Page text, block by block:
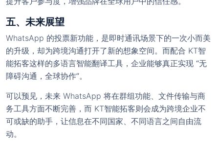
五、未来展望
WhatsApp 的投票新功能，是即时通讯场景下的一次小而美
的升级，却为跨境沟通打开了新的想象空间。而配合 KT智
能拓客这样的多语言智能翻译工具，企业能够真正实现 “无
障碍沟通，全球协作”。
可以预见，未来 WhatsApp 将在群组功能、文件传输与商
务工具方面不断完善，而 KT智能拓客则会成为跨境企业不
可或缺的助手，让信息在不同国家、不同语言之间自由流
动。
欢迎使用 KT智能拓客翻译（控